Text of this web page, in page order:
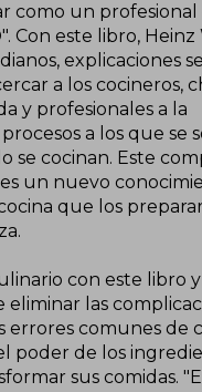
como un profesional
Con este libro,
explicaciones
a los cocineros,
y profesionales a la
a los que se
se cocinan. Este
un nuevo
que los
con este libro
eliminar las
errores comunes de
poder de los
sus comidas.